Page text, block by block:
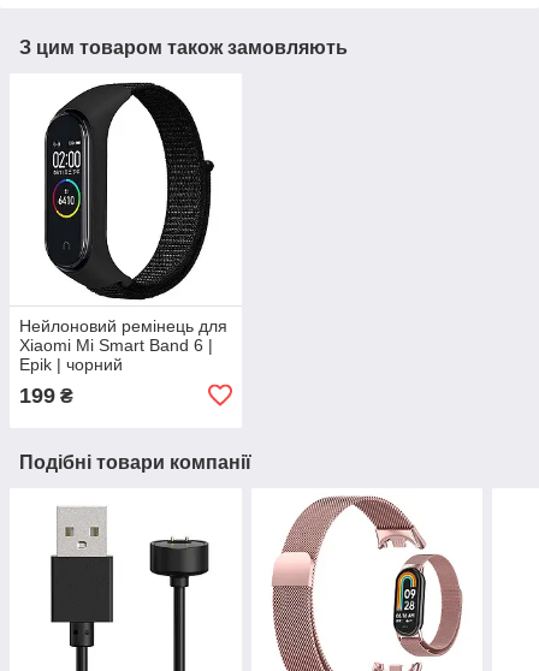
З цим товаром також замовляють
Нейлоновий ремінець для
Xiaomi Mi Smart Band 6 |
Epik | чорний
199 ₴
Подібні товари компанії